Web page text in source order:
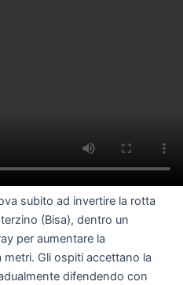
subito ad invertire la rotta
(Bisa), dentro un
per aumentare la
Gli ospiti accettano la
difendendo con